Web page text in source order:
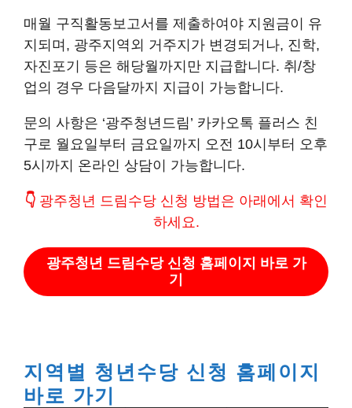
매월 구직활동보고서를 제출하여야 지원금이 유
지되며, 광주지역외 거주지가 변경되거나, 진학,
자진포기 등은 해당월까지만 지급합니다. 취/창
업의 경우 다음달까지 지급이 가능합니다.
문의 사항은 ‘광주청년드림’ 카카오톡 플러스 친
구로 월요일부터 금요일까지 오전 10시부터 오후
5시까지 온라인 상담이 가능합니다.
👇 광주청년 드림수당 신청 방법은 아래에서 확인
하세요.
광주청년 드림수당 신청 홈페이지 바로 가
기
지역별 청년수당 신청 홈페이지
바로 가기